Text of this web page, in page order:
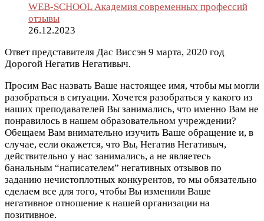
WEB-SCHOOL Академия современных профессий
отзывы
26.12.2023
Ответ представителя Дас Виссэн 9 марта, 2020 год
Дорогой Негатив Негативыч.
Просим Вас назвать Ваше настоящее имя, чтобы мы могли
разобраться в ситуации. Хочется разобраться у какого из
наших преподавателей Вы занимались, что именно Вам не
понравилось в нашем образовательном учреждении?
Обещаем Вам внимательно изучить Ваше обращение и, в
случае, если окажется, что Вы, Негатив Негативыч,
действительно у нас занимались, а не являетесь
банальным “написателем” негативных отзывов по
заданию нечистоплотных конкурентов, то мы обязательно
сделаем все для того, чтобы Вы изменили Ваше
негативное отношение к нашей организации на
позитивное.